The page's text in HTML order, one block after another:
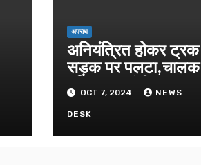
अपराध
अनियंत्रित होकर ट्रक
सड़क पर
परिचालक गंभीर
OCT 7, 2024 NEWS
DESK